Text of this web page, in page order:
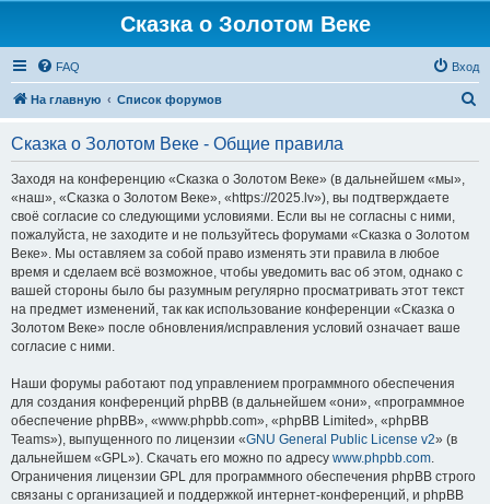
Сказка о Золотом Веке
FAQ Вход
На главную Список форумов
Сказка о Золотом Веке - Общие правила
Заходя на конференцию «Сказка о Золотом Веке» (в дальнейшем «мы»,
«наш», «Сказка о Золотом Веке», «https://2025.lv»), вы подтверждаете
своё согласие со следующими условиями. Если вы не согласны с ними,
пожалуйста, не заходите и не пользуйтесь форумами «Сказка о Золотом
Веке». Мы оставляем за собой право изменять эти правила в любое
время и сделаем всё возможное, чтобы уведомить вас об этом, однако с
вашей стороны было бы разумным регулярно просматривать этот текст
на предмет изменений, так как использование конференции «Сказка о
Золотом Веке» после обновления/исправления условий означает ваше
согласие с ними.
Наши форумы работают под управлением программного обеспечения
для создания конференций phpBB (в дальнейшем «они», «программное
обеспечение phpBB», «www.phpbb.com», «phpBB Limited», «phpBB
Teams»), выпущенного по лицензии «GNU General Public License v2» (в
дальнейшем «GPL»). Скачать его можно по адресу www.phpbb.com.
Ограничения лицензии GPL для программного обеспечения phpBB строго
связаны с организацией и поддержкой интернет-конференций, и phpBB